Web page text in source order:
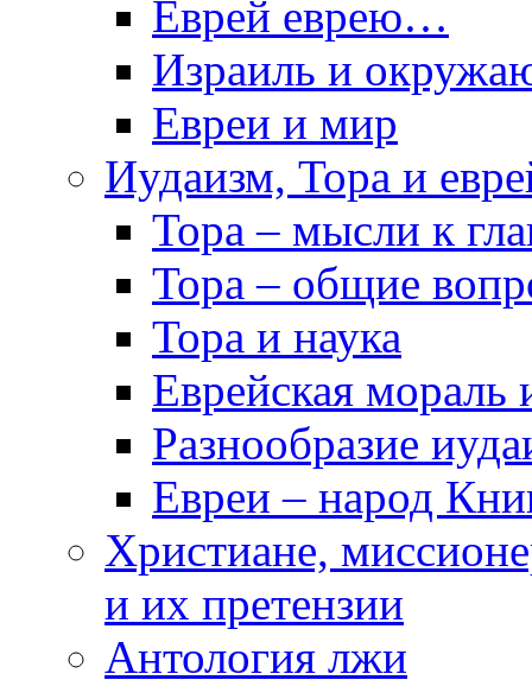
Еврей еврею…
Израиль и
Евреи и мир
Иудаизм, Тора и
Тора – мысли к
Тора – общие
Тора и наука
Еврейская мораль
Разнообразие
Евреи – народ
Христиане,
и их претензии
Антология лжи